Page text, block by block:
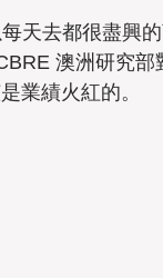
天去都很盡興
澳洲研究
業績火紅的。